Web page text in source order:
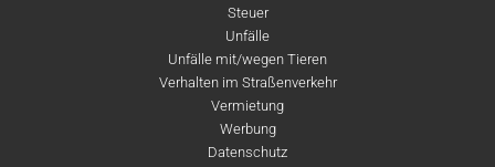
Steuer
Unfälle
Unfälle mit/wegen Tieren
Verhalten im Straßenverkehr
Vermietung
Werbung
Datenschutz